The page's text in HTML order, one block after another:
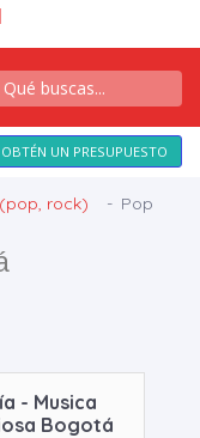
OBTÉN UN PRESUPUESTO
rock) Pop
- Musica
Bogotá